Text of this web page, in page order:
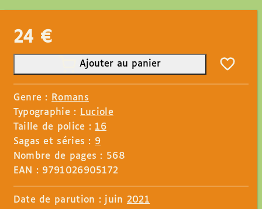
24 €
Ajouter au panier
Genre : Romans
Typographie : Luciole
Taille de police : 16
Sagas et séries : 9
Nombre de pages : 568
EAN : 9791026905172
Date de parution : juin 2021